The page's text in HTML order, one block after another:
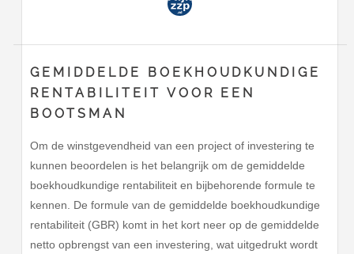
GEMIDDELDE BOEKHOUDKUNDIGE
RENTABILITEIT VOOR EEN
BOOTSMAN
Om de winstgevendheid van een project of investering te
kunnen beoordelen is het belangrijk om de gemiddelde
boekhoudkundige rentabiliteit en bijbehorende formule te
kennen. De formule van de gemiddelde boekhoudkundige
rentabiliteit (GBR) komt in het kort neer op de gemiddelde
netto opbrengst van een investering, wat uitgedrukt wordt